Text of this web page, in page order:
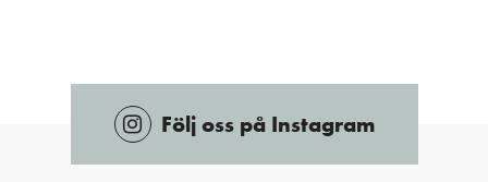
Följ oss på Instagram